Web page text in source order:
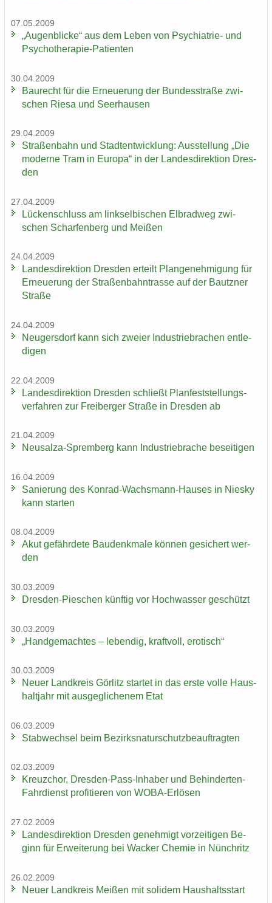
07.05.2009
„Au­gen­bli­cke“ aus dem Leben von Psychiatrie-​ und
Psychotherapie-​Patienten
30.04.2009
Bau­recht für die Er­neue­rung der Bun­des­stra­ße zwi­
schen Riesa und Seer­hau­sen
29.04.2009
Stra­ßen­bahn und Stadt­ent­wick­lung: Aus­stel­lung „Die
mo­der­ne Tram in Eu­ro­pa“ in der Lan­des­di­rek­ti­on Dres­
den
27.04.2009
Lü­cken­schluss am linksel­bi­schen El­brad­weg zwi­
schen Schar­fen­berg und Mei­ßen
24.04.2009
Lan­des­di­rek­ti­on Dres­den er­teilt Plan­ge­neh­mi­gung für
Er­neue­rung der Stra­ßen­bahn­tras­se auf der Bautz­ner
Stra­ße
24.04.2009
Neu­gers­dorf kann sich zwei­er In­dus­trie­bra­chen ent­le­
di­gen
22.04.2009
Lan­des­di­rek­ti­on Dres­den schließt Plan­fest­stel­lungs­
ver­fah­ren zur Frei­ber­ger Stra­ße in Dres­den ab
21.04.2009
Neusalza-​Spremberg kann In­dus­trie­bra­che be­sei­ti­gen
16.04.2009
Sa­nie­rung des Konrad-​Wachsmann-Hauses in Nies­ky
kann star­ten
08.04.2009
Akut ge­fähr­de­te Bau­denk­ma­le kön­nen ge­si­chert wer­
den
30.03.2009
Dresden-​Pieschen künf­tig vor Hoch­was­ser ge­schützt
30.03.2009
„Hand­ge­mach­tes – le­ben­dig, kraft­voll, ero­tisch“
30.03.2009
Neuer Land­kreis Gör­litz star­tet in das erste volle Haus­
halt­jahr mit aus­ge­gli­che­nem Etat
06.03.2009
Stab­wech­sel beim Be­zirks­na­tur­schutz­be­auf­trag­ten
02.03.2009
Kreuz­chor, Dresden-​Pass-Inhaber und Behinderten-​
Fahrdienst pro­fi­tie­ren von WOBA-​Erlösen
27.02.2009
Lan­des­di­rek­ti­on Dres­den ge­neh­migt vor­zei­ti­gen Be­
ginn für Er­wei­te­rung bei Wa­cker Che­mie in Nün­chritz
26.02.2009
Neuer Land­kreis Mei­ßen mit so­li­dem Haus­halts­start